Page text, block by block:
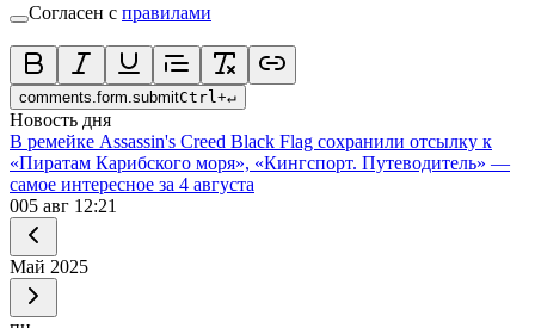
Согласен с правилами
comments.form.submitCtrl +↵
Новость дня
В ремейке Assassin's Creed Black Flag сохранили отсылку к
«Пиратам Карибского моря», «Кингспорт. Путеводитель» —
самое интересное за 4 августа
005 авг 12:21
Май 2025